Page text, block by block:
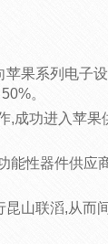
果系列电子
。
成功进入苹果
能性器件供应
山联滔,从而